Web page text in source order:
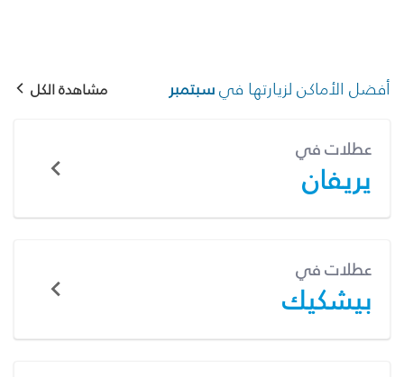
أفضل الأماكن لزيارتها فيسبتمبر مشاهدة الكل
عطلات في
يريفان
عطلات في
بيشكيك